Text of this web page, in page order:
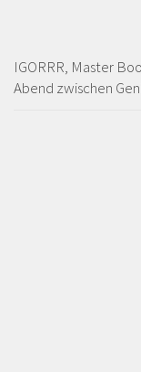
IGORRR, Master
Abend zwischen